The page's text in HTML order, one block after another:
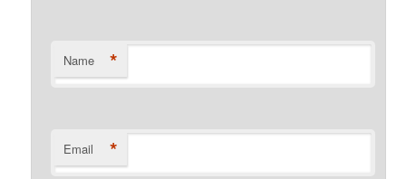
Name *
Email *